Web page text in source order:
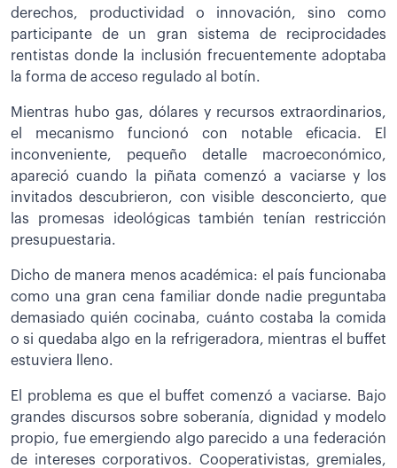
derechos, productividad o innovación, sino como
participante de un gran sistema de reciprocidades
rentistas donde la inclusión frecuentemente adoptaba
la forma de acceso regulado al botín.
Mientras hubo gas, dólares y recursos extraordinarios,
el mecanismo funcionó con notable eficacia. El
inconveniente, pequeño detalle macroeconómico,
apareció cuando la piñata comenzó a vaciarse y los
invitados descubrieron, con visible desconcierto, que
las promesas ideológicas también tenían restricción
presupuestaria.
Dicho de manera menos académica: el país funcionaba
como una gran cena familiar donde nadie preguntaba
demasiado quién cocinaba, cuánto costaba la comida
o si quedaba algo en la refrigeradora, mientras el buffet
estuviera lleno.
El problema es que el buffet comenzó a vaciarse. Bajo
grandes discursos sobre soberanía, dignidad y modelo
propio, fue emergiendo algo parecido a una federación
de intereses corporativos. Cooperativistas, gremiales,